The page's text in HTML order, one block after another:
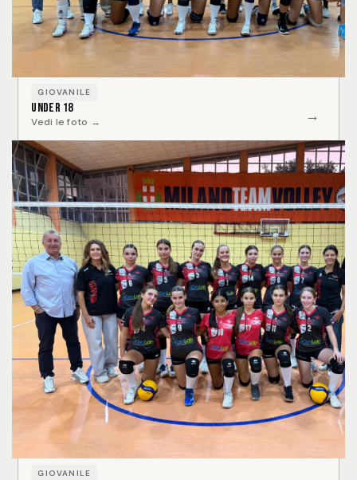
GIOVANILE
Under 18
Vedi le foto → →
GIOVANILE